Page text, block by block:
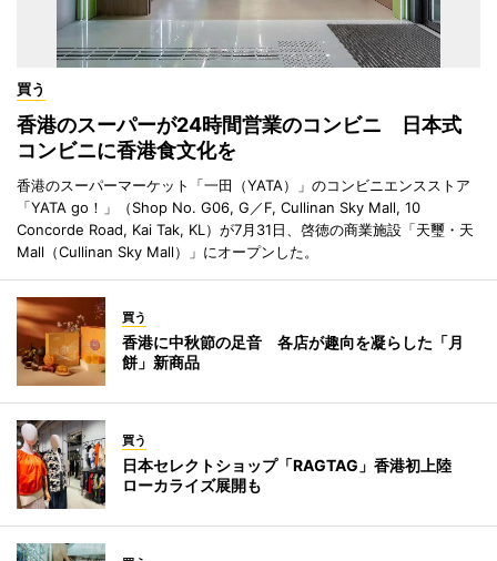
買う
香港のスーパーが24時間営業のコンビニ 日本式
コンビニに香港食文化を
香港のスーパーマーケット「一田（YATA）」のコンビニエンスストア
「YATA go！」（Shop No. G06, G／F, Cullinan Sky Mall, 10
Concorde Road, Kai Tak, KL）が7月31日、啓徳の商業施設「天璽・天
Mall（Cullinan Sky Mall）」にオープンした。
買う
香港に中秋節の足音 各店が趣向を凝らした「月
餅」新商品
買う
日本セレクトショップ「RAGTAG」香港初上陸
ローカライズ展開も